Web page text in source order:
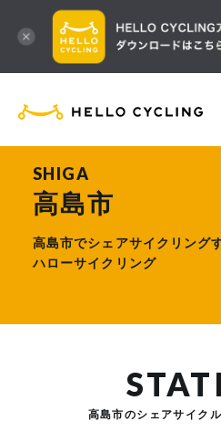
SHIGA
高島市
高島市でシェアサイクリング
ハローサイクリング
高島市のシェアサイク